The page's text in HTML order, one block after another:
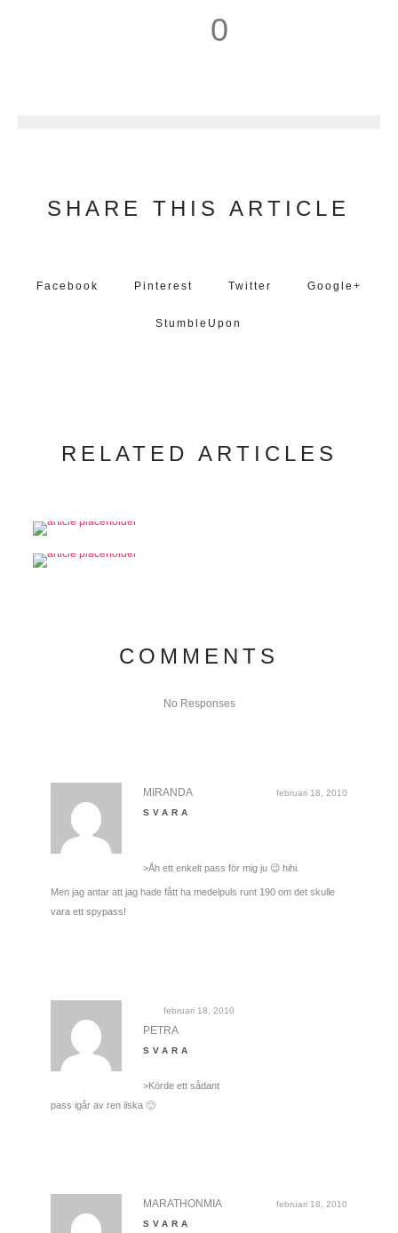
0
SHARE THIS ARTICLE
Facebook Pinterest Twitter Google+
StumbleUpon
RELATED ARTICLES
COMMENTS
No Responses
februari 18, 2010
MIRANDA
SVARA
>Åh ett enkelt pass för mig ju 😉 hihi.
Men jag antar att jag hade fått ha medelpuls runt 190 om det skulle
vara ett spypass!
februari 18, 2010
PETRA
SVARA
>Körde ett sådant
pass igår av ren ilska 🙂
februari 18, 2010
MARATHONMIA
SVARA